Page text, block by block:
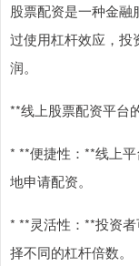
股票配资是一种金融
过使用杠杆效应，投
润。
**线上股票配资平台
* **便捷性：**线上
地申请配资。
* **灵活性：**投资
择不同的杠杆倍数。